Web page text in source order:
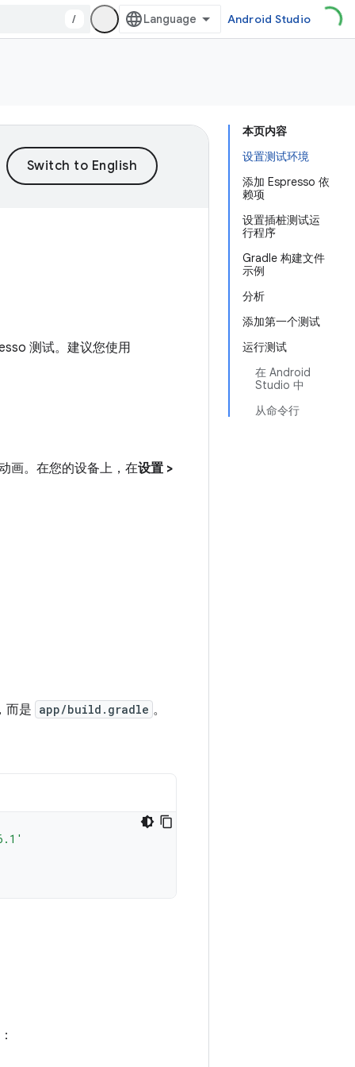
/ Android Studio
本页内容
设置测试环境
添加 Espresso 依
赖项
设置插桩测试运
行程序
Gradle 构建文件
示例
分析
添加第一个测试
运行测试
在 Android
Studio 中
从命令行
测试。建议您使用
画。在您的设备上，在设置 >
而是 app/build.gradle 。